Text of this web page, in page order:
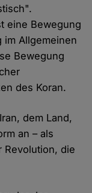
eine Bewegung
im Allgemeinen
Bewegung
des Koran.
dem Land,
an – als
Revolution, die